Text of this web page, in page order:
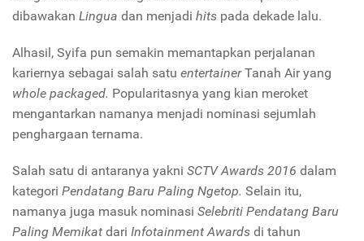
dibawakan Lingua dan menjadi hits pada dekade lalu.
Alhasil, Syifa pun semakin memantapkan perjalanan
kariernya sebagai salah satu entertainerTanah Air yang
whole packaged. Popularitasnya yang kian meroket
mengantarkan namanya menjadi nominasi sejumlah
penghargaan ternama.
Salah satu di antaranya yakni SCTV Awards 2016 dalam
kategori Pendatang Baru Paling Ngetop. Selain itu,
namanya juga masuk nominasi Selebriti Pendatang Baru
Paling Memikat dari Infotainment Awards di tahun